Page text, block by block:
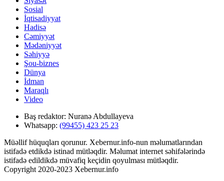
Sosial
İqtisadiyyat
Hadisə
Cəmiyyət
Mədəniyyət
Səhiyyə
Şou-biznes
Dünya
İdman
Maraqlı
Video
Baş redaktor: Nuranə Abdullayeva
Whatsapp: (99455) 423 25 23
Müəllif hüquqları qorunur. Xebernur.info-nun məlumatlarından
istifadə etdikdə istinad mütləqdir. Məlumat internet səhifələrində
istifadə edildikdə müvafiq keçidin qoyulması mütləqdir.
Copyright 2020-2023 Xebernur.info